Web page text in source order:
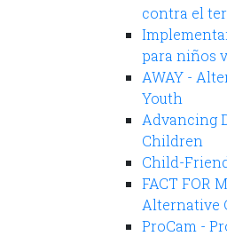
contra el
para niños
AWAY -
Youth
Advancing
Children
Child-
FACT FOR
Alternative
ProCam -